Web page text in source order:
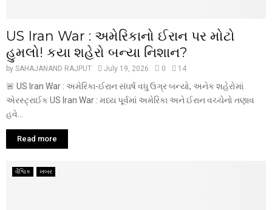
US Iran War : અમેરિકાનો ઈરાન પર મોટો
હુમલો! કયા શહેરો બન્યા નિશાન?
by SAHAJANAND RAJPUT July 19, 2026 0 14
🚨 US Iran War : અમેરિકા-ઈરાન સંઘર્ષ વધુ ઉગ્ર બન્યો, અનેક શહેરોમાં
એરસ્ટ્રાઈક US Iran War : મધ્ય પૂર્વમાં અમેરિકા અને ઈરાન વચ્ચેનો તણાવ
હવે...
Read more
વૈશ્વિક ખબર